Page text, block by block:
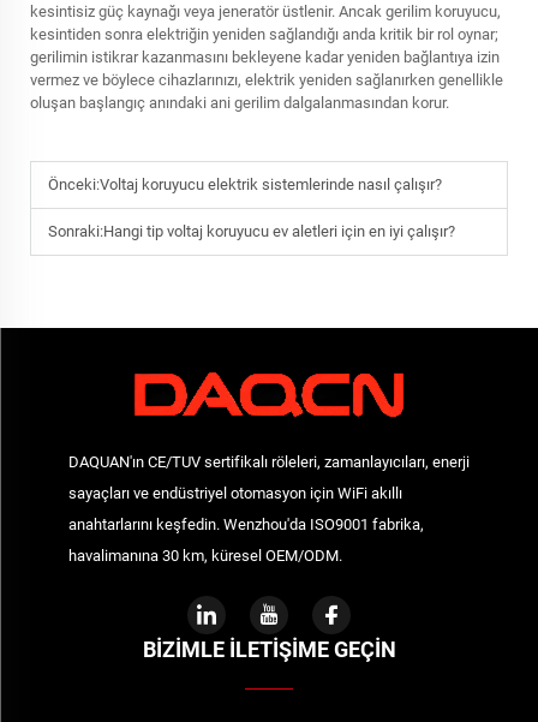
kesintisiz güç kaynağı veya jeneratör üstlenir. Ancak gerilim koruyucu,
kesintiden sonra elektriğin yeniden sağlandığı anda kritik bir rol oynar;
gerilimin istikrar kazanmasını bekleyene kadar yeniden bağlantıya izin
vermez ve böylece cihazlarınızı, elektrik yeniden sağlanırken genellikle
oluşan başlangıç anındaki ani gerilim dalgalanmasından korur.
Önceki:Voltaj koruyucu elektrik sistemlerinde nasıl çalışır?
Sonraki:Hangi tip voltaj koruyucu ev aletleri için en iyi çalışır?
DAQUAN'ın CE/TUV sertifikalı röleleri, zamanlayıcıları, enerji
sayaçları ve endüstriyel otomasyon için WiFi akıllı
anahtarlarını keşfedin. Wenzhou'da ISO9001 fabrika,
havalimanına 30 km, küresel OEM/ODM.
BIZIMLE İLETIŞIME GEÇIN